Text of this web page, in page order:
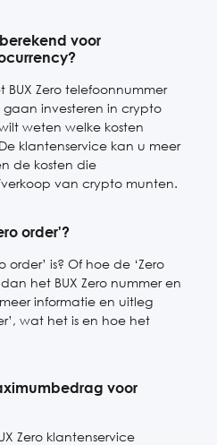
voor
Zero telefoonnummer
investeren in crypto
weten welke kosten
klantenservice kan u meer
de kosten die
van crypto munten.
order'?
is? Of hoe de ‘Zero
het BUX Zero nummer en
informatie en uitleg
wat het is en hoe het
voor
Zero klantenservice